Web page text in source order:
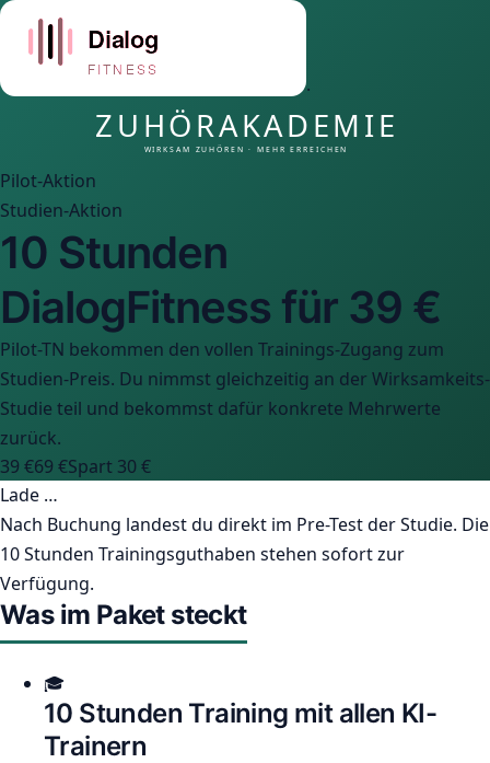
·
Pilot-Aktion
Studien-Aktion
10 Stunden
DialogFitness für 39 €
Pilot-TN bekommen den vollen Trainings-Zugang zum
Studien-Preis. Du nimmst gleichzeitig an der Wirksamkeits-
Studie teil und bekommst dafür konkrete Mehrwerte
zurück.
39 €69 €Spart 30 €
Lade …
Nach Buchung landest du direkt im Pre-Test der Studie. Die
10 Stunden Trainingsguthaben stehen sofort zur
Verfügung.
Was im Paket steckt
🎓
10 Stunden Training mit allen KI-
Trainern